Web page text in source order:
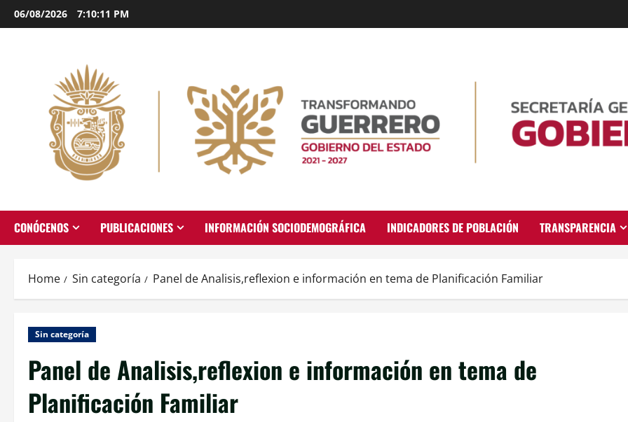
Skip
to
06/08/2026 7:10:12 PM
CONÓCENOS PUBLICACIONES INFORMACIÓN SOCIODEMOGRÁFICA INDICADORES DE POBLACIÓN TRANSPARENCIA
Home Sin categoría Panel de Analisis,reflexion e información en tema de Planificación Familiar
Sin categoría
Panel de Analisis,reflexion e información en tema de
Planificación Familiar